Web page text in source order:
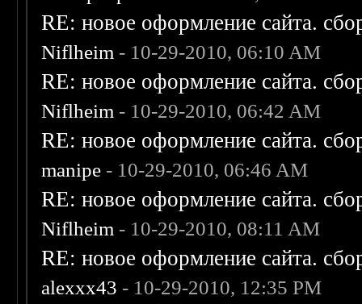
RE: новое оформление сайта.
Niflheim - 10-29-2010, 06:10 AM
RE: новое оформление сайта.
Niflheim - 10-29-2010, 06:42 AM
RE: новое оформление сайта.
manipe - 10-29-2010, 06:46 AM
RE: новое оформление сайта.
Niflheim - 10-29-2010, 08:11 AM
RE: новое оформление сайта.
alexxx43 - 10-29-2010, 12:35 PM